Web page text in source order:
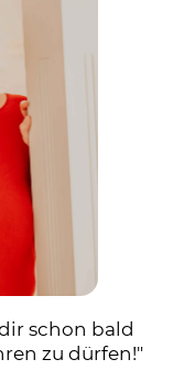
schon bald
zu dürfen!"